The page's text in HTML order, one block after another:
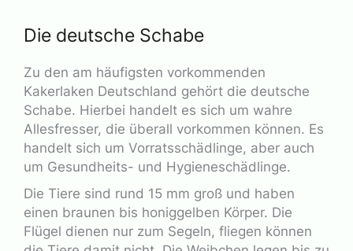
Die deutsche Schabe
Zu den am häufigsten vorkommenden
Kakerlaken Deutschland gehört die deutsche
Schabe. Hierbei handelt es sich um wahre
Allesfresser, die überall vorkommen können. Es
handelt sich um Vorratsschädlinge, aber auch
um Gesundheits- und Hygieneschädlinge.
Die Tiere sind rund 15 mm groß und haben
einen braunen bis honiggelben Körper. Die
Flügel dienen nur zum Segeln, fliegen können